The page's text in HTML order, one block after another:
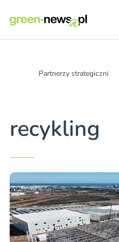
Partnerzy strategiczni
recykling